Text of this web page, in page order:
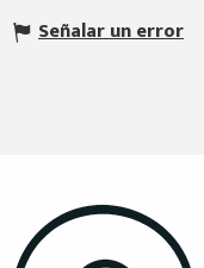
Señalar un error